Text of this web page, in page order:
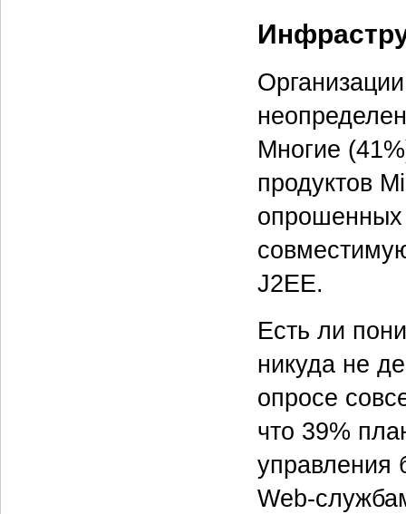
Многие
продуктов
опрошенных
J2EE.
Есть ли
никуда не
опросе
что 39%
управления
Web-